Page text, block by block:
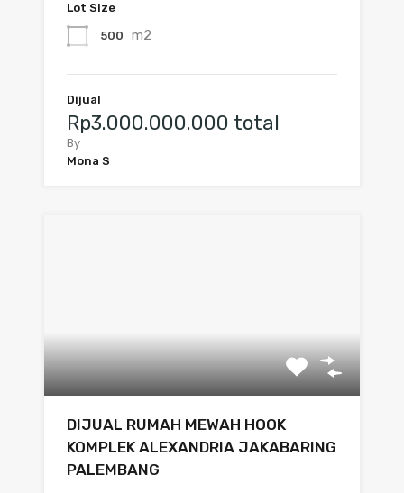
Lot Size
500 m2
Dijual
Rp3.000.000.000 total
By
Mona S
DIJUAL RUMAH MEWAH HOOK
KOMPLEK ALEXANDRIA JAKABARING
PALEMBANG